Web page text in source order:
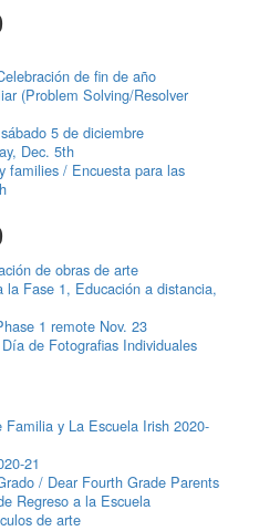
de fin de año
(Problem Solving/Resolver
5 de diciembre
Dec. 5th
families / Encuesta para las
de obras de arte
Fase 1, Educación a distancia,
1 remote Nov. 23
de Fotografias Individuales
y La Escuela Irish 2020-
21
/ Dear Fourth Grade Parents
Regreso a la Escuela
de arte